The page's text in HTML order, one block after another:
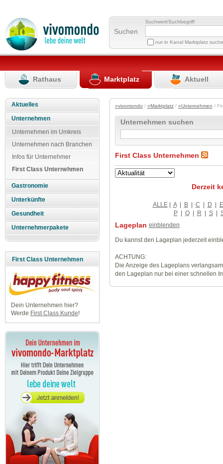
Suchen
Suchwort/Suchbegriff
nur in Kanal Marktplatz
Rathaus Marktplatz Aktuell
Aktuelles
Unternehmen
Unternehmen im Umkreis
Unternehmen nach Branchen
Infos für Unternehmer
First Class Unternehmen
Gastronomie
Unterkünfte
Gesundheit
Unternehmerpakete
First Class Unternehmen
Dein Unternehmen hier?
Werde First Class Kunde!
»vivomondo / »Marktplatz/ »Unternehmen /
Unternehmen suchen
First Class Unternehmen
Derzeit
ALLE| A | B | C | D | E
P | Q | R | S |
Lageplan einblenden
Du kannst den Lageplan jederzeit
ACHTUNG:
Die Anzeige des Lageplans
den Lageplan nur bei einer schnellen